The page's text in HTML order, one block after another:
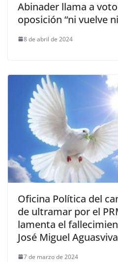
Abinader llama a
oposición “ni vuelve
8 de abril de 2024
Oficina Política del
de ultramar por el
lamenta el
José Miguel
7 de marzo de 2024